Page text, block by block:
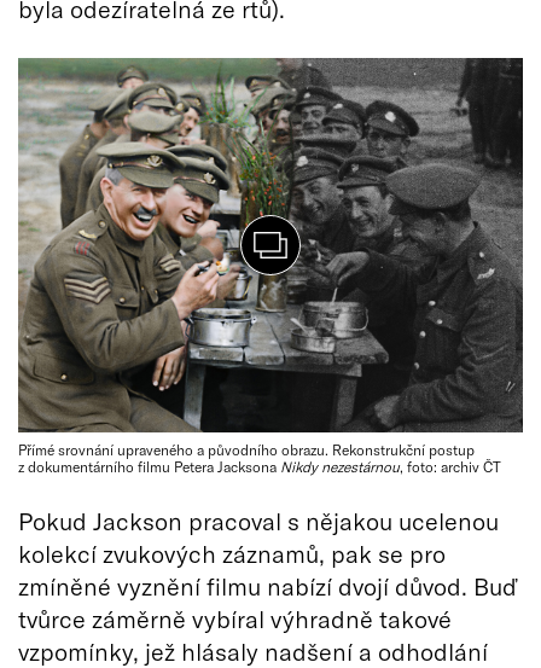
byla odezíratelná ze rtů).
Přímé srovnání upraveného a původního obrazu. Rekonstrukční postup
z dokumentárního filmu Petera Jacksona Nikdy nezestárnou, foto: archiv ČT
Pokud Jackson pracoval s nějakou ucelenou
kolekcí zvukových záznamů, pak se pro
zmíněné vyznění filmu nabízí dvojí důvod. Buď
tvůrce záměrně vybíral výhradně takové
vzpomínky, jež hlásaly nadšení a odhodlání